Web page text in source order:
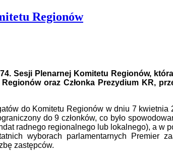
Regionów
Sesji Plenarnej Komitetu Regionów,
oraz Członka Prezydium KR,
do Komitetu Regionów w dniu 7
do 9 członków, co było
radnego regionalnego lub lokalnego), a w
wyborach parlamentarnych Premier
zastępców.